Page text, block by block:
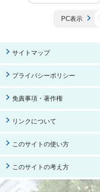
PC表示
サイトマップ
プライバシーポリシー
免責事項・著作権
リンクについて
このサイトの使い方
このサイトの考え方